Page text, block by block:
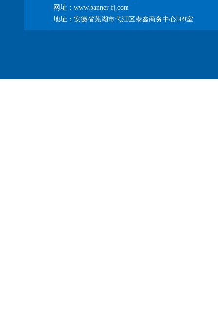
网址：www.banner-fj.com
地址：安徽省芜湖市弋江区泰鑫商务中心509室